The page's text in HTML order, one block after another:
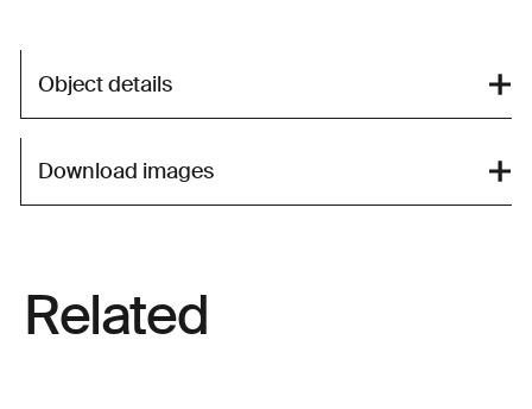
Object details
Download images
Related